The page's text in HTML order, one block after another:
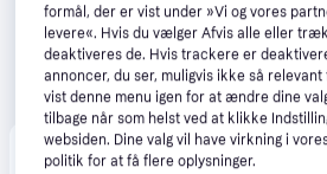
Kulina 4.9(17)
Fri fragt,6-8 dage
formål, der er vist under »Vi og vores
levere«. Hvis du vælger Afvis alle eller
deaktiveres de. Hvis trackere er
annoncer, du ser, muligvis ikke så
vist denne menu igen for at ændre dine
tilbage når som helst ved at klikke
websiden. Dine valg vil have virkning i
politik for at få flere oplysninger.